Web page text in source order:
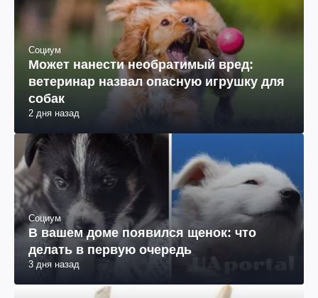
Социум
Может нанести необратимый вред:
ветеринар назвал опасную игрушку для
собак
2 дня назад
Социум
В вашем доме появился щенок: что
делать в первую очередь
3 дня назад